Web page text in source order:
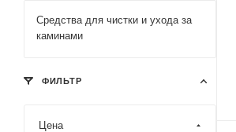
Средства для чистки и ухода за
каминами
ФИЛЬТР
Цена